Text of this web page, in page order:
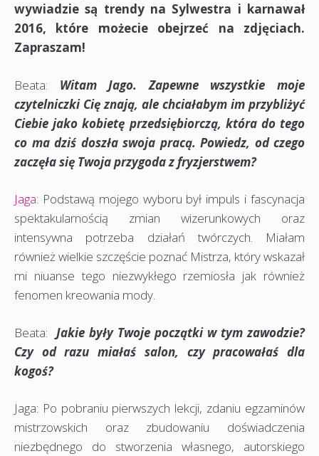
wywiadzie są trendy na Sylwestra i karnawał
2016, które możecie obejrzeć na zdjęciach.
Zapraszam!
Beata: Witam Jago. Zapewne wszystkie moje
czytelniczki Cię znają, ale chciałabym im przybliżyć
Ciebie jako kobietę przedsiębiorczą, która do tego
co ma dziś doszła swoja pracą. Powiedz, od czego
zaczęła się Twoja przygoda z fryzjerstwem?
Jaga: Podstawą mojego wyboru był impuls i fascynacja
spektakularnością zmian wizerunkowych oraz
intensywna potrzeba działań twórczych. Miałam
również wielkie szczęście poznać Mistrza, który wskazał
mi niuanse tego niezwykłego rzemiosła jak również
fenomen kreowania mody.
Beata: Jakie były Twoje początki w tym zawodzie?
Czy od razu miałaś salon, czy pracowałaś dla
kogoś?
Jaga: Po pobraniu pierwszych lekcji, zdaniu egzaminów
mistrzowskich oraz zbudowaniu doświadczenia
niezbędnego do stworzenia własnego, autorskiego